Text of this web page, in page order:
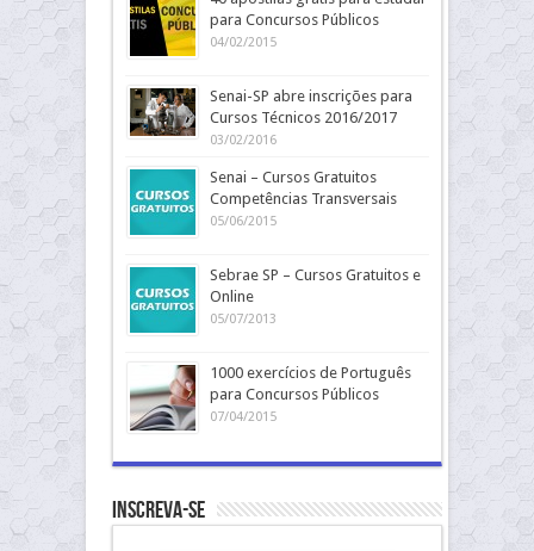
para Concursos Públicos
04/02/2015
Senai-SP abre inscrições para
Cursos Técnicos 2016/2017
03/02/2016
Senai – Cursos Gratuitos
Competências Transversais
05/06/2015
Sebrae SP – Cursos Gratuitos e
Online
05/07/2013
1000 exercícios de Português
para Concursos Públicos
07/04/2015
Inscreva-se